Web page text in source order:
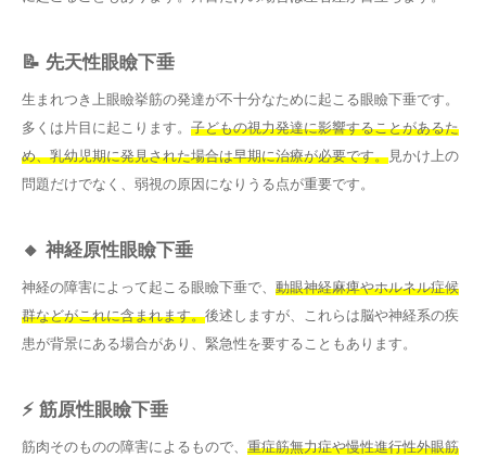
📝 先天性眼瞼下垂
生まれつき上眼瞼挙筋の発達が不十分なために起こる眼瞼下垂です。
多くは片目に起こります。 子どもの視力発達に影響することがあるた
め、乳幼児期に発見された場合は早期に治療が必要です。見かけ上の
問題だけでなく、弱視の原因になりうる点が重要です。
🔸 神経原性眼瞼下垂
神経の障害によって起こる眼瞼下垂で、 動眼神経麻痺やホルネル症候
群などがこれに含まれます。後述しますが、これらは脳や神経系の疾
患が背景にある場合があり、緊急性を要することもあります。
⚡ 筋原性眼瞼下垂
筋肉そのものの障害によるもので、 重症筋無力症や慢性進行性外眼筋